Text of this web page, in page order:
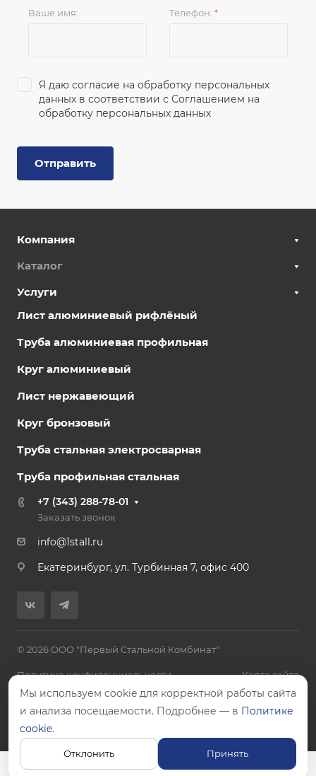
Ваше имя: Телефон: *
Я даю согласие на обработку персональных
данных в соответствии с Соглашением на
обработку персональных данных
Отправить
Компания
Каталог
Услуги
Лист алюминиевый рифлёный
Труба алюминиевая профильная
Круг алюминиевый
Лист нержавеющий
Круг бронзовый
Труба стальная электросварная
Труба профильная стальная
+7 (343) 288-78-01
Заказать звонок
info@1stall.ru
Екатеринбург, ул. Турбинная 7, офис 400
© 2026 ООО "Первый Стальной Комбинат"
Политика конфиденциальности Карта сайта
Цены, указанные на сайте, не являются публичной офертой.
Мы используем cookie для корректной работы сайта
и анализа посещаемости. Подробнее — в Политике
cookie.
Отклонить Принять